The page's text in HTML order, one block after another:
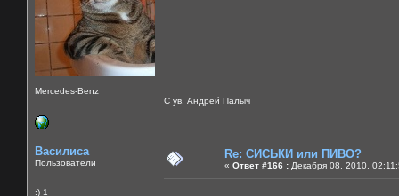
Mercedes-Benz
С ув. Андрей Палыч
Василиса
Пользователи
:) 1
Re: СИСЬКИ или ПИВО?
« Ответ #166 : Декабря 08, 2010,